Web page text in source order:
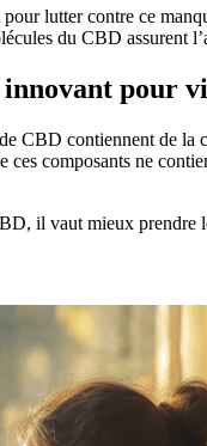
lutter contre ce
du CBD assurent
pour
CBD contiennent de la
ces composants ne
il vaut mieux prendre